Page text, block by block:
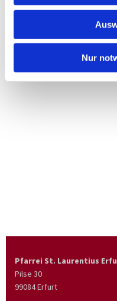
Nur
Pfarrei St. Laurentius
Pilse 30
99084 Erfurt